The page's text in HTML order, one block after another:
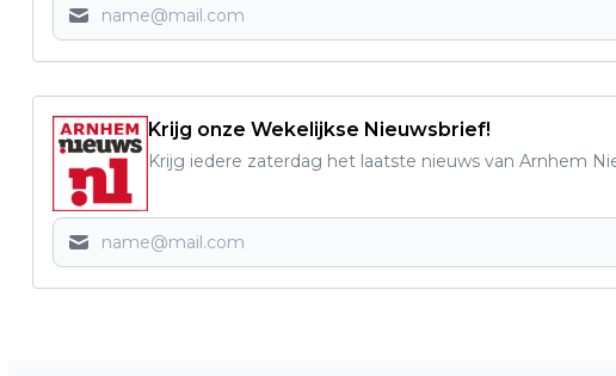
Krijg onze Wekelijkse Nieuwsbrief!
Krijg iedere zaterdag het laatste nieuws van Arnhem